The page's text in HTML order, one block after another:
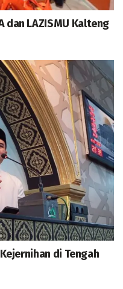
dan LAZISMU Kalteng
di Tengah